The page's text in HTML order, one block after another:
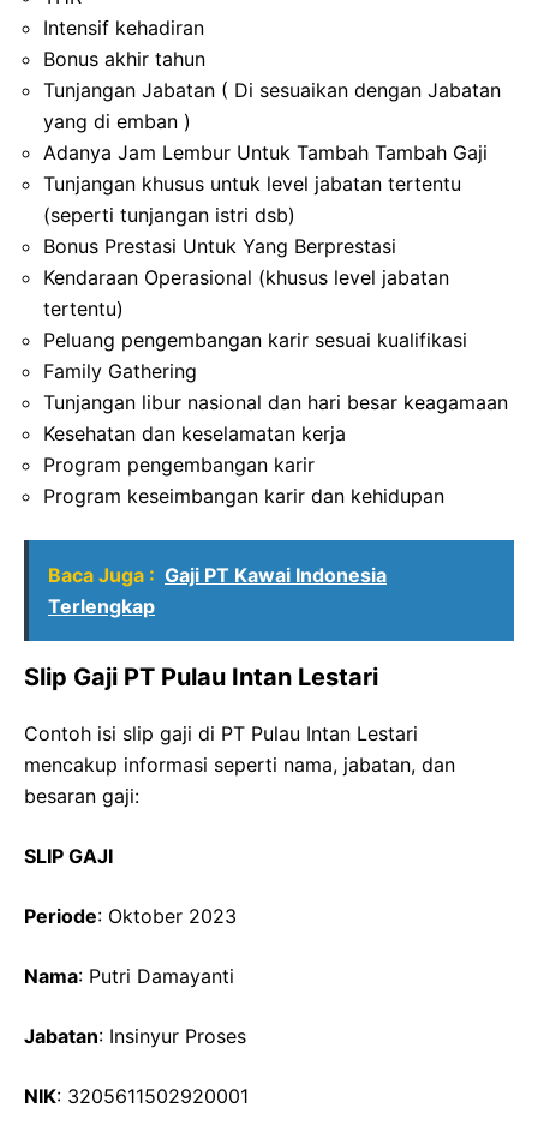
Intensif kehadiran
Bonus akhir tahun
Tunjangan Jabatan ( Di sesuaikan dengan Jabatan
yang di emban )
Adanya Jam Lembur Untuk Tambah Tambah Gaji
Tunjangan khusus untuk level jabatan tertentu
(seperti tunjangan istri dsb)
Bonus Prestasi Untuk Yang Berprestasi
Kendaraan Operasional (khusus level jabatan
tertentu)
Peluang pengembangan karir sesuai kualifikasi
Family Gathering
Tunjangan libur nasional dan hari besar keagamaan
Kesehatan dan keselamatan kerja
Program pengembangan karir
Program keseimbangan karir dan kehidupan
Baca Juga : Gaji PT Kawai Indonesia
Terlengkap
Slip Gaji PT Pulau Intan Lestari
Contoh isi slip gaji di PT Pulau Intan Lestari
mencakup informasi seperti nama, jabatan, dan
besaran gaji:
SLIP GAJI
Periode: Oktober 2023
Nama: Putri Damayanti
Jabatan: Insinyur Proses
NIK: 3205611502920001